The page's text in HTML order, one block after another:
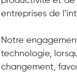
entreprises de
Notre
technologie,
changement,